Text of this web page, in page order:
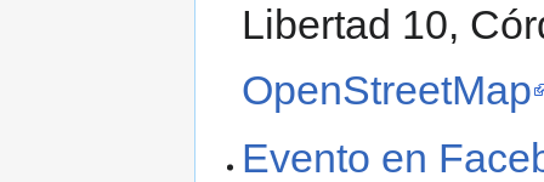
Libertad 10,
OpenStreetMap
Evento en